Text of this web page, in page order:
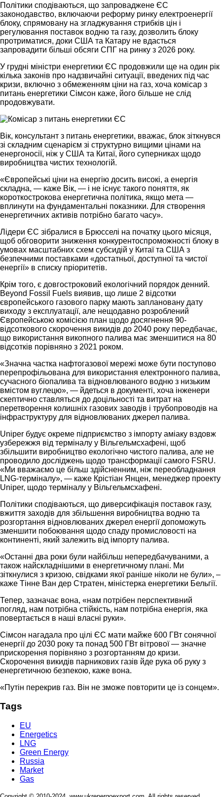
Політики сподіваються, що запроваджене ЄС
законодавство, включаючи реформу ринку електроенергії
блоку, спрямовану на згладжування стрибків цін і
регулювання поставок водню та газу, дозволить блоку
протриматися, доки США та Катару не вдасться
запровадити більші обсяги СПГ на ринку з 2026 року.
У грудні міністри енергетики ЄС продовжили ще на один рік
кілька законів про надзвичайні ситуації, введених під час
кризи, включно з обмеженням ціни на газ, хоча комісар з
питань енергетики Сімсон каже, його більше не слід
продовжувати.
Вік, консультант з питань енергетики, вважає, блок зіткнувся
зі складним сценарієм зі структурно вищими цінами на
енергоносії, ніж у США та Китаї, його суперниках щодо
виробництва чистих технологій.
«Європейські ціни на енергію досить високі, а енергія
складна, — каже Вік, — і не існує такого поняття, як
короткострокова енергетична політика, якщо мета —
вплинути на фундаментальні показники. Для створення
енергетичних активів потрібно багато часу».
Лідери ЄС зібралися в Брюсселі на початку цього місяця,
щоб обговорити зниження конкурентоспроможності блоку в
умовах масштабних схем субсидій у Китаї та США з
безпечними поставками «достатньої, доступної та чистої
енергії» в списку пріоритетів.
Крім того, є довгостроковий екологічний порядок денний.
Beyond Fossil Fuels виявив, що лише 2 відсотки
європейського газового парку мають заплановану дату
виходу з експлуатації, але нещодавно розроблений
Європейською комісією план щодо досягнення 90-
відсоткового скорочення викидів до 2040 року передбачає,
що використання викопного палива має зменшитися на 80
відсотків порівняно з 2021 роком.
«Значна частка нафтогазової мережі може бути поступово
перепрофільована для використання електронного палива,
сучасного біопалива та відновлюваного водню з низьким
вмістом вуглецю», — йдеться в документі, хоча інженери
скептично ставляться до доцільності та витрат на
перетворення колишніх газових заводів і трубопроводів на
інфраструктуру для відновлюваних джерел палива.
Uniper будує окреме підприємство з імпорту аміаку вздовж
узбережжя від терміналу у Вільгельмсхафені, щоб
збільшити виробництво екологічно чистого палива, але не
проводило досліджень щодо трансформації самого FSRU.
«Ми вважаємо це більш здійсненним, ніж переобладнання
LNG-терміналу», — каже Крістіан Янцен, менеджер проекту
Uniper, щодо терміналу у Вільгельмсхафені.
Політики сподіваються, що диверсифікація поставок газу,
вжиття заходів для збільшення виробництва водню та
розгортання відновлюваних джерел енергії допоможуть
зменшити побоювання щодо спаду промисловості на
континенті, який залежить від імпорту палива.
«Останні два роки були найбільш непередбачуваними, а
також найскладнішими в енергетичному плані. Ми
зіткнулися з кризою, свідками якої раніше ніколи не були», –
каже Тінне Ван дер Стратен, міністерка енергетики Бельгії.
Тепер, зазначає вона, «нам потрібен перспективний
погляд, нам потрібна стійкість, нам потрібна енергія, яка
повертається в наші власні руки».
Сімсон нагадала про цілі ЄС мати майже 600 ГВт сонячної
енергії до 2030 року та понад 500 ГВт вітрової — значне
прискорення порівняно з розгортанням до кризи.
Скорочення викидів парникових газів йде рука об руку з
енергетичною безпекою, каже вона.
«Путін перекрив газ. Він не зможе повторити це із сонцем».
Tags
EU
Energetics
LNG
Green Energy
Russia
Market
Gas